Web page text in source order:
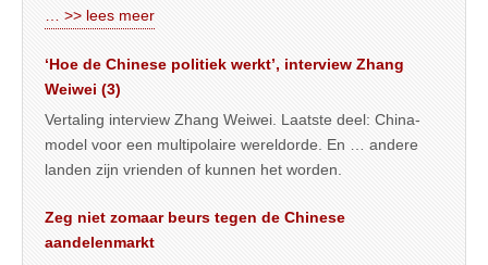
… >> lees meer
‘Hoe de Chinese politiek werkt’, interview Zhang
Weiwei (3)
Vertaling interview Zhang Weiwei. Laatste deel: China-
model voor een multipolaire wereldorde. En … andere
landen zijn vrienden of kunnen het worden.
Zeg niet zomaar beurs tegen de Chinese
aandelenmarkt